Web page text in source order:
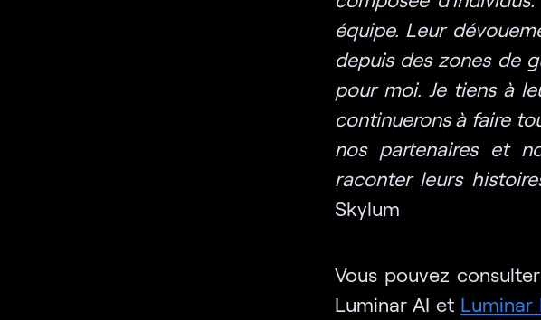
équipe. Leur
depuis des zones de
pour moi. Je tiens à
continuerons à faire
nos partenaires et
raconter leurs
Skylum
Vous pouvez
Luminar AI et Luminar